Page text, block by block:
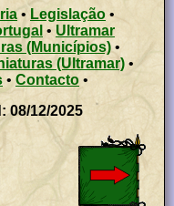
• Legislação •
• Ultramar
(Municípios)•
(Ultramar) •
•Contacto •
08/12/2025